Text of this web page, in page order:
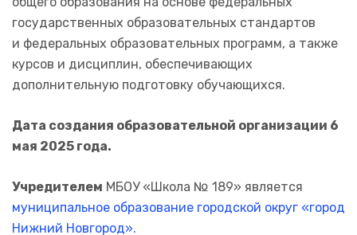
государственных образовательных стандартов
и федеральных образовательных программ, а также
курсов и дисциплин, обеспечивающих
дополнительную подготовку обучающихся.
Дата создания образовательной организации 6
мая 2025 года.
Учредителем МБОУ «Школа № 189» является
муниципальное образование городской округ «город
Нижний Новгород».